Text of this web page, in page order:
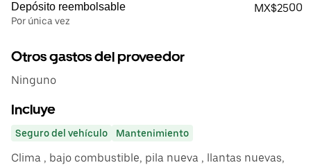
Depósito reembolsable
Por única vez
MX$2500
Otros gastos del proveedor
Ninguno
Incluye
Seguro del vehículo Mantenimiento
Clima , bajo combustible, pila nueva , llantas nuevas,